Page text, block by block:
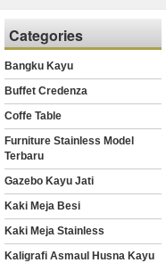
Categories
Bangku Kayu
Buffet Credenza
Coffe Table
Furniture Stainless Model
Terbaru
Gazebo Kayu Jati
Kaki Meja Besi
Kaki Meja Stainless
Kaligrafi Asmaul Husna Kayu